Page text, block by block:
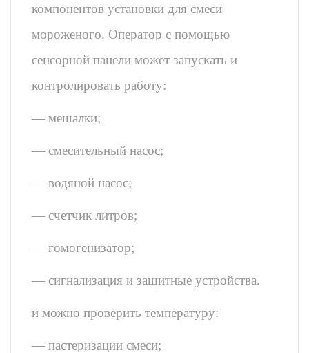
компонентов установки для смеси
мороженого. Оператор с помощью
сенсорной панели может запускать и
контролировать работу:
— мешалки;
— смесительный насос;
— водяной насос;
— счетчик литров;
— гомогенизатор;
— сигнализация и защитные устройства.
и можно проверить температуру:
— пастеризации смеси;